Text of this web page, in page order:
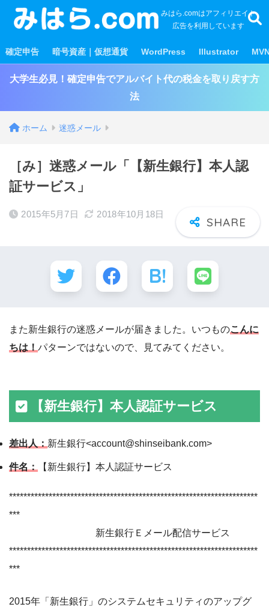
みはら.comはアフィリエイト
広告を利用しています
確定申告 暗号資産｜仮想通貨 WordPress Illustrator
大学生必見！確定申告でアルバイト代の税金を取り戻す方
法
ホーム 迷惑メール
［み］迷惑メール「【新生銀行】本人認
証サービス」
2015年5月7日 2018年10月18日
また新生銀行の迷惑メールが届きました。いつものこんに
ちは！ パターンではないので、見てみてください。
【新生銀行】本人認証サービス
差出人： 新生銀行<account@shinseibank.com>
件名： 【新生銀行】本人認証サービス
*********************************************************************
***
新生銀行Ｅメール配信サービス
*********************************************************************
***
2015年「新生銀行」のシステムセキュリティのアップグ